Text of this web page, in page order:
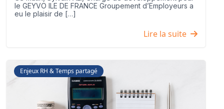
le GEYVO ILE DE FRANCE Groupement d’Employeurs a
eu le plaisir de […]
Lire la suite
Enjeux RH & Temps partagé